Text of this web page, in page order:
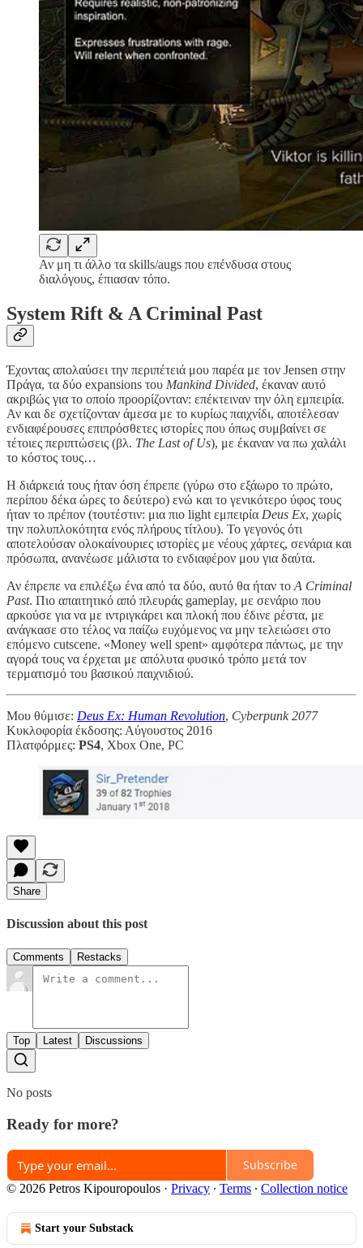
Αν μη τι άλλο τα skills/augs που επένδυσα στους
διαλόγους, έπιασαν τόπο.
System Rift & A Criminal Past
Έχοντας απολαύσει την περιπέτειά μου παρέα με τον Jensen στην
Πράγα, τα δύο expansions του Mankind Divided, έκαναν αυτό
ακριβώς για το οποίο προορίζονταν: επέκτειναν την όλη εμπειρία.
Αν και δε σχετίζονταν άμεσα με το κυρίως παιχνίδι, αποτέλεσαν
ενδιαφέρουσες επιπρόσθετες ιστορίες που όπως συμβαίνει σε
τέτοιες περιπτώσεις (βλ. The Last of Us), με έκαναν να πω χαλάλι
το κόστος τους…
Η διάρκειά τους ήταν όση έπρεπε (γύρω στο εξάωρο το πρώτο,
περίπου δέκα ώρες το δεύτερο) ενώ και το γενικότερο ύφος τους
ήταν το πρέπον (τουτέστιν: μια πιο light εμπειρία Deus Ex, χωρίς
την πολυπλοκότητα ενός πλήρους τίτλου). Το γεγονός ότι
αποτελούσαν ολοκαίνουριες ιστορίες με νέους χάρτες, σενάρια και
πρόσωπα, ανανέωσε μάλιστα το ενδιαφέρον μου για δαύτα.
Αν έπρεπε να επιλέξω ένα από τα δύο, αυτό θα ήταν το A Criminal
Past. Πιο απαιτητικό από πλευράς gameplay, με σενάριο που
αρκούσε για να με ιντριγκάρει και πλοκή που έδινε ρέστα, με
ανάγκασε στο τέλος να παίζω ευχόμενος να μην τελειώσει στο
επόμενο cutscene. «Money well spent» αμφότερα πάντως, με την
αγορά τους να έρχεται με απόλυτα φυσικό τρόπο μετά τον
τερματισμό του βασικού παιχνιδιού.
Μου θύμισε: Deus Ex: Human Revolution, Cyberpunk 2077
Κυκλοφορία έκδοσης: Αύγουστος 2016
Πλατφόρμες: PS4, Xbox One, PC
Share
Discussion about this post
Comments Restacks
Top Latest Discussions
No posts
Ready for more?
Subscribe
© 2026 Petros Kipouropoulos · Privacy ∙ Terms ∙ Collection notice
Start your Substack